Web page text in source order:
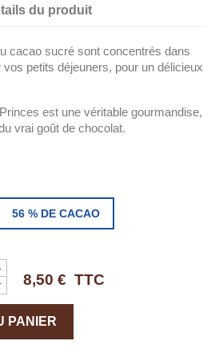
du produit
cacao sucré sont concentrés dans
petits déjeuners, pour un délicieux
est une véritable gourmandise,
vrai goût de chocolat.
56 % DE CACAO
8,50 € TTC
PANIER